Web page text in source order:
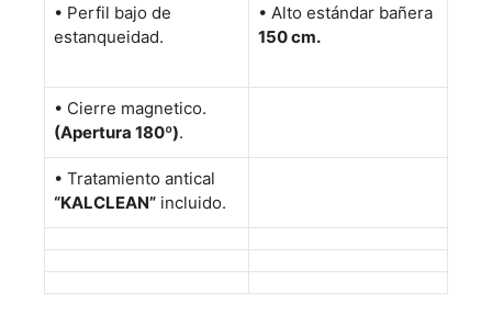
• Perfil bajo de
estanqueidad.
• Alto estándar bañera
150 cm.
• Cierre magnetico.
(Apertura 180º).
• Tratamiento antical
“KALCLEAN” incluido.